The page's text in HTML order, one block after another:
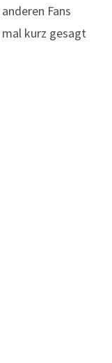
Fans
kurz gesagt